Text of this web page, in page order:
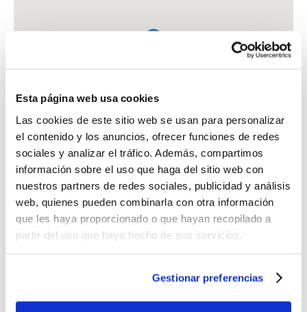
Esta página web usa cookies
Las cookies de este sitio web se usan para personalizar
el contenido y los anuncios, ofrecer funciones de redes
sociales y analizar el tráfico. Además, compartimos
información sobre el uso que haga del sitio web con
nuestros partners de redes sociales, publicidad y análisis
web, quienes pueden combinarla con otra información
que les haya proporcionado o que hayan recopilado a
partir del uso que haya hecho de sus servicios.
Gestionar preferencias
FARMACIA GONZALEZ RODRIGUEZ, MARIA
AV. GUADALIX, 37